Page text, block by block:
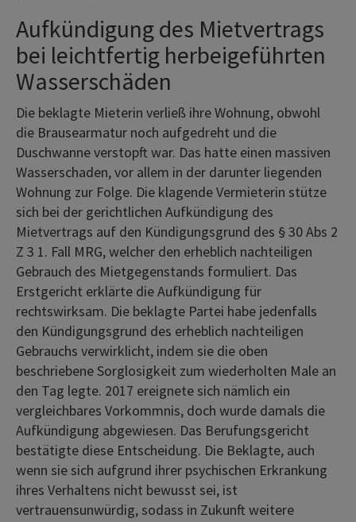
Aufkündigung des Mietvertrags
bei leichtfertig herbeigeführten
Wasserschäden
Die beklagte Mieterin verließ ihre Wohnung, obwohl
die Brausearmatur noch aufgedreht und die
Duschwanne verstopft war. Das hatte einen massiven
Wasserschaden, vor allem in der darunter liegenden
Wohnung zur Folge. Die klagende Vermieterin stütze
sich bei der gerichtlichen Aufkündigung des
Mietvertrags auf den Kündigungsgrund des § 30 Abs 2
Z 3 1. Fall MRG, welcher den erheblich nachteiligen
Gebrauch des Mietgegenstands formuliert. Das
Erstgericht erklärte die Aufkündigung für
rechtswirksam. Die beklagte Partei habe jedenfalls
den Kündigungsgrund des erheblich nachteiligen
Gebrauchs verwirklicht, indem sie die oben
beschriebene Sorglosigkeit zum wiederholten Male an
den Tag legte. 2017 ereignete sich nämlich ein
vergleichbares Vorkommnis, doch wurde damals die
Aufkündigung abgewiesen. Das Berufungsgericht
bestätigte diese Entscheidung. Die Beklagte, auch
wenn sie sich aufgrund ihrer psychischen Erkrankung
ihres Verhaltens nicht bewusst sei, ist
vertrauensunwürdig, sodass in Zukunft weitere